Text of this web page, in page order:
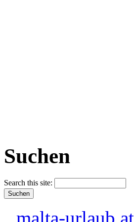
Suchen
Search this site: